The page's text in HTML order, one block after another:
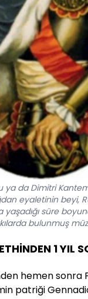
ya da Dimitri
eyaletinin beyi,
süre
bulunmuş
1 YIL
hemen sonra
patriği